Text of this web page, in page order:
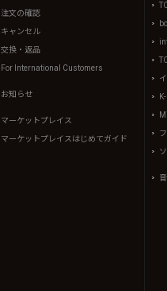
注文の確認
キャンセル
交換・返品
For International Customers
お知らせ
マーケットプレイス
マーケットプレイスはじめてガイド